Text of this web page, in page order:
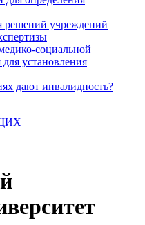
решений учреждений
социальной
установления
дают инвалидность?